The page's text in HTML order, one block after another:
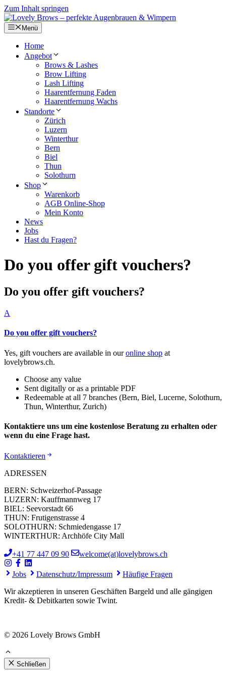
Zum Inhalt springen
Menü
Home
Angebot
Brows & Lashes
Brow Lifting
Lash Lifting
Haarentfernung Faden
Haarentfernung Wachs
Standorte
Zürich
Luzern
Winterthur
Bern
Biel
Thun
Solothurn
Shop
Warenkorb
AGB Online-Shop
Mein Konto
News
Jobs
Hast du Fragen?
Do you offer gift vouchers?
Do you offer gift vouchers?
A
Do you offer gift vouchers?
Yes, gift vouchers are available in ouronline shop at
lovelybrows.ch.
Choose any value
Sent digitally or as a printable PDF
Redeemable at all 7 branches (Bern, Biel, Lucerne, Solothurn,
Thun, Winterthur, Zurich)
Kontaktiere uns um eine kostenlose Beratung zu erhalten oder
wenn du eine Frage hast.
Kontaktieren
ADRESSEN
BERN: Schweizerhof-Passage
LUZERN: Kauffmannweg 17
BIEL: Seevorstadt 66
THUN: Frutigenstrasse 4
SOLOTHURN: Schmiedengasse 17
WINTERTHUR: Archhöfe City Mall
+41 77 447 09 90 welcome(at)lovelybrows.ch
Jobs Datenschutz/Impressum
Häufige Fragen
Wir akzeptieren in unseren Geschäften Bargeld und alle gängigen
Kredit- & Debitkarten sowie Twint.
© 2026 Lovely Brows GmbH
Schließen